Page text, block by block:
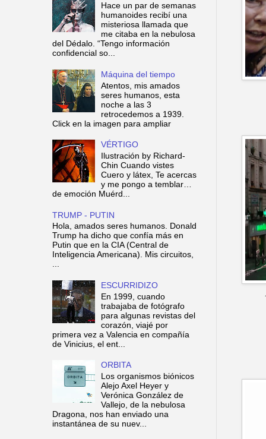
Hace un par de semanas
humanoides recibí una
misteriosa llamada que
me citaba en la nebulosa
del Dédalo. “Tengo información
confidencial so...
Máquina del tiempo
Atentos, mis amados
seres humanos, esta
noche a las 3
retrocedemos a 1939.
Click en la imagen para ampliar
VÉRTIGO
Ilustración by Richard-
Chin Cuando vistes
Cuero y látex, Te acercas
y me pongo a temblar…
de emoción Muérd...
TRUMP - PUTIN
Hola, amados seres humanos. Donald
Trump ha dicho que confía más en
Putin que en la CIA (Central de
Inteligencia Americana). Mis circuitos,
...
ESCURRIDIZO
En 1999, cuando
trabajaba de fotógrafo
para algunas revistas del
corazón, viajé por
primera vez a Valencia en compañía
de Vinicius, el ent...
ORBITA
Los organismos biónicos
Alejo Axel Heyer y
Verónica González de
Vallejo, de la nebulosa
Dragona, nos han enviado una
instantánea de su nuev...